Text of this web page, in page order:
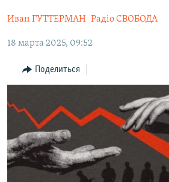
главной
Вернутся
поиску
КЫРГЫЗЧА
ЎЗБЕКЧА
TÜRKMENÇE
Иван ГУТТЕРМАН Радiо СВОБОДА
18 марта 2025, 09:52
Поделиться